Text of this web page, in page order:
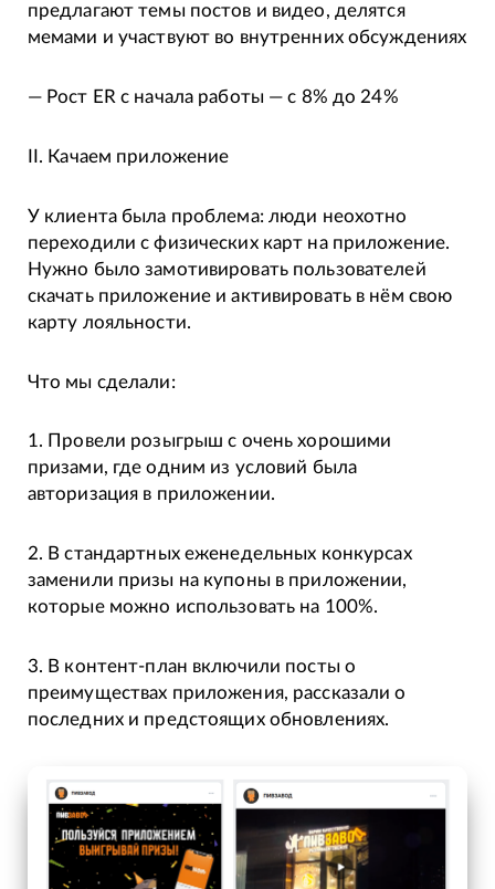
предлагают темы постов и видео, делятся
мемами и участвуют во внутренних обсуждениях
— Рост ER с начала работы — с 8% до 24%
II. Качаем приложение
У клиента была проблема: люди неохотно
переходили с физических карт на приложение.
Нужно было замотивировать пользователей
скачать приложение и активировать в нём свою
карту лояльности.
Что мы сделали:
1. Провели розыгрыш с очень хорошими
призами, где одним из условий была
авторизация в приложении.
2. В стандартных еженедельных конкурсах
заменили призы на купоны в приложении,
которые можно использовать на 100%.
3. В контент-план включили посты о
преимуществах приложения, рассказали о
последних и предстоящих обновлениях.